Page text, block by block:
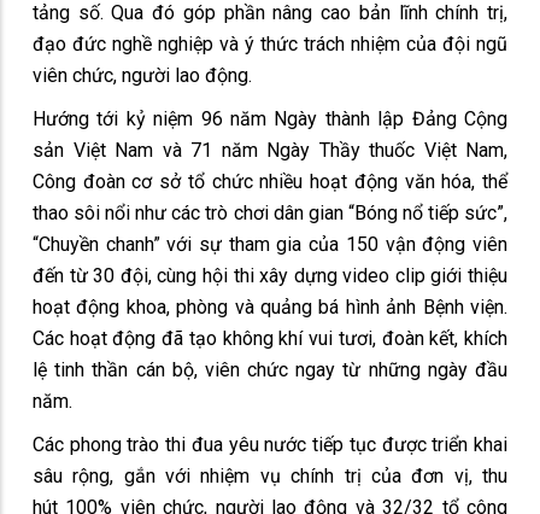
tảng số. Qua đó góp phần nâng cao bản lĩnh chính trị,
đạo đức nghề nghiệp và ý thức trách nhiệm của đội ngũ
viên chức, người lao động.
Hướng tới kỷ niệm 96 năm Ngày thành lập Đảng Cộng
sản Việt Nam và 71 năm Ngày Thầy thuốc Việt Nam,
Công đoàn cơ sở tổ chức nhiều hoạt động văn hóa, thể
thao sôi nổi như các trò chơi dân gian “Bóng nổ tiếp sức”,
“Chuyền chanh” với sự tham gia của 150 vận động viên
đến từ 30 đội, cùng hội thi xây dựng video clip giới thiệu
hoạt động khoa, phòng và quảng bá hình ảnh Bệnh viện.
Các hoạt động đã tạo không khí vui tươi, đoàn kết, khích
lệ tinh thần cán bộ, viên chức ngay từ những ngày đầu
năm.
Các phong trào thi đua yêu nước tiếp tục được triển khai
sâu rộng, gắn với nhiệm vụ chính trị của đơn vị, thu
hút 100% viên chức, người lao động và 32/32 tổ công